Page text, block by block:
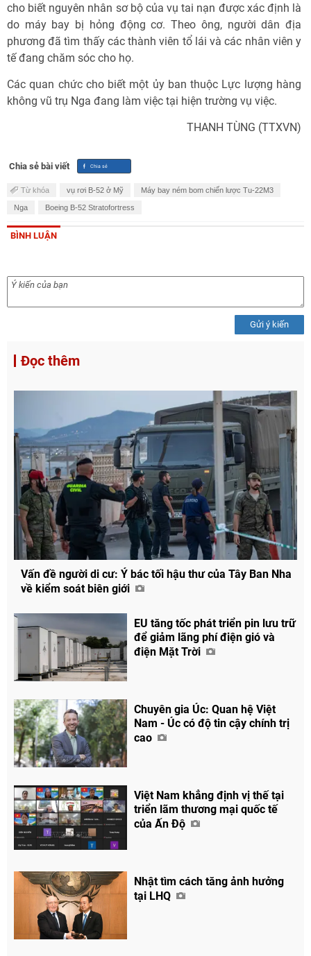
cho biết nguyên nhân sơ bộ của vụ tai nạn được xác định là
do máy bay bị hỏng động cơ. Theo ông, người dân địa
phương đã tìm thấy các thành viên tổ lái và các nhân viên y
tế đang chăm sóc cho họ.
Các quan chức cho biết một ủy ban thuộc Lực lượng hàng
không vũ trụ Nga đang làm việc tại hiện trường vụ việc.
THANH TÙNG (TTXVN)
Chia sẻ bài viết
Từ khóa vụ rơi B-52 ở Mỹ Máy bay ném bom chiến lược Tu-22M3
Nga Boeing B-52 Stratofortress
BÌNH LUẬN
Gửi ý kiến
Đọc thêm
Vấn đề người di cư: Ý bác tối hậu thư của Tây Ban Nha
về kiểm soát biên giới
EU tăng tốc phát triển pin lưu trữ
để giảm lãng phí điện gió và
điện Mặt Trời
Chuyên gia Úc: Quan hệ Việt
Nam - Úc có độ tin cậy chính trị
cao
Việt Nam khẳng định vị thế tại
triển lãm thương mại quốc tế
của Ấn Độ
Nhật tìm cách tăng ảnh hưởng
tại LHQ